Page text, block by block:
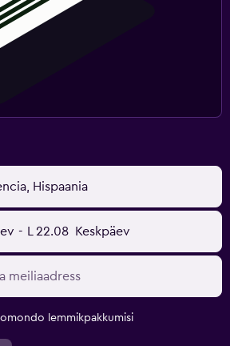
Hispaania
- L 22.08 Keskpäev
lemmikpakkumisi